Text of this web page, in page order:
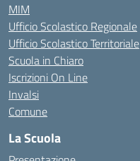
MIM
Ufficio Scolastico Regionale
Ufficio Scolastico Territoriale
Scuola in Chiaro
Iscrizioni On Line
Invalsi
Comune
La Scuola